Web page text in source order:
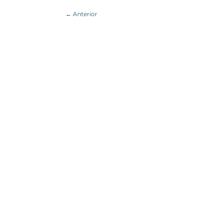
←Anterior